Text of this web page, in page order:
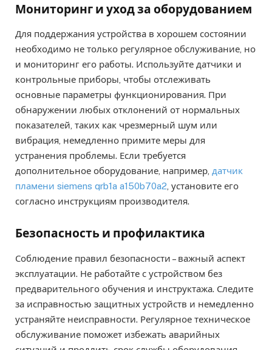
Мониторинг и уход за оборудованием
Для поддержания устройства в хорошем состоянии
необходимо не только регулярное обслуживание, но
и мониторинг его работы. Используйте датчики и
контрольные приборы, чтобы отслеживать
основные параметры функционирования. При
обнаружении любых отклонений от нормальных
показателей, таких как чрезмерный шум или
вибрация, немедленно примите меры для
устранения проблемы. Если требуется
дополнительное оборудование, например, датчик
пламени siemens qrb1a a150b70a2 , установите его
согласно инструкциям производителя.
Безопасность и профилактика
Соблюдение правил безопасности – важный аспект
эксплуатации. Не работайте с устройством без
предварительного обучения и инструктажа. Следите
за исправностью защитных устройств и немедленно
устраняйте неисправности. Регулярное техническое
обслуживание поможет избежать аварийных